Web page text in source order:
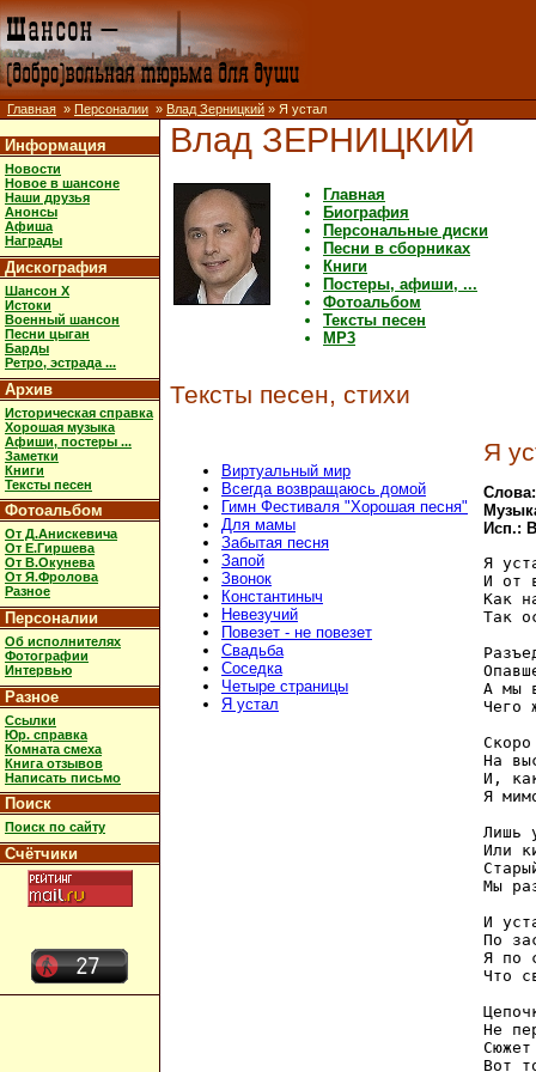
Главная » Персоналии » Влад Зерницкий » Я устал
Информация
Новости
Новое в шансоне
Наши друзья
Анонсы
Афиша
Награды
Дискография
Шансон X
Истоки
Военный шансон
Песни цыган
Барды
Ретро, эстрада ...
Архив
Историческая справка
Хорошая музыка
Афиши, постеры ...
Заметки
Книги
Тексты песен
Фотоальбом
От Д.Анискевича
От Е.Гиршева
От В.Окунева
От Я.Фролова
Разное
Персоналии
Об исполнителях
Фотографии
Интервью
Разное
Ссылки
Юр. справка
Комната смеха
Книга отзывов
Написать письмо
Поиск
Поиск по сайту
Счётчики
Влад ЗЕРНИЦКИЙ
Главная
Биография
Персональные диски
Песни в сборниках
Книги
Постеры, афиши, ...
Фотоальбом
Тексты песен
MP3
Тексты песен, стихи
Виртуальный мир
Всегда возвращаюсь домой
Гимн Фестиваля "Хорошая песня"
Для мамы
Забытая песня
Запой
Звонок
Константиныч
Невезучий
Повезет - не повезет
Свадьба
Соседка
Четыре страницы
Я устал
Я
Исп.:
Я
И от
Как
Так
А мы
Чего
На
И,
Я
Лишь
Или
Мы
И
По
Я по
Что
Не
Вот